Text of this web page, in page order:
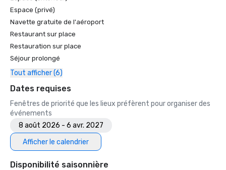
Espace (privé)
Navette gratuite de l'aéroport
Restaurant sur place
Restauration sur place
Séjour prolongé
Tout afficher (6)
Dates requises
Fenêtres de priorité que les lieux préfèrent pour organiser des
événements
8 août 2026 - 6 avr. 2027
Afficher le calendrier
Disponibilité saisonnière